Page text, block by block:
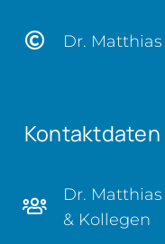
Dr.
Kontaktdaten
Dr.
& Kollegen